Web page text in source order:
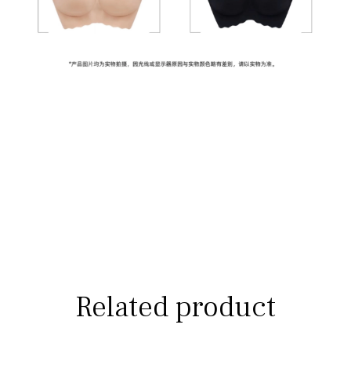
Related product